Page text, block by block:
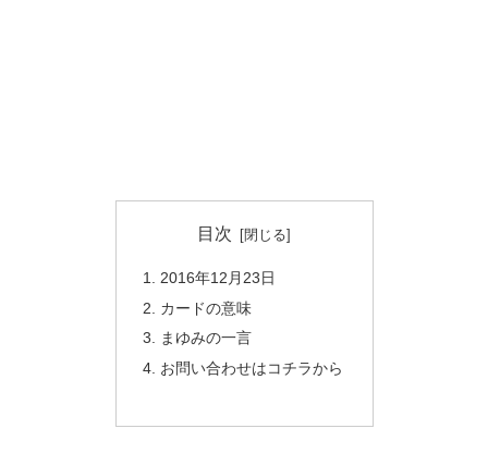
目次
2016年12月23日
カードの意味
まゆみの一言
お問い合わせはコチラから